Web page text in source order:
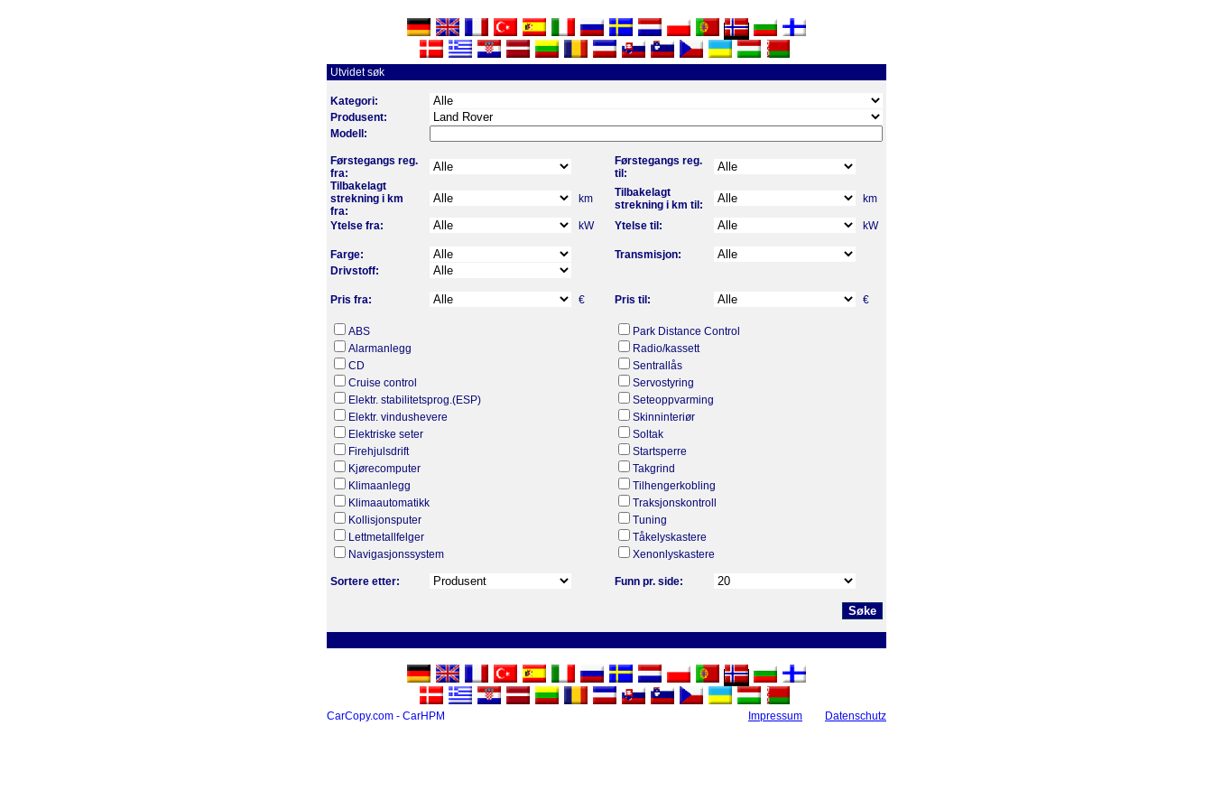
Utvidet søk
Kategori:
Produsent:
Modell:
Førstegangs reg.
fra:
Førstegangs reg.
til:
Tilbakelagt
strekning i km
fra:
km
Tilbakelagt
strekning i km til:
km
Ytelse fra: kW Ytelse til: kW
Farge:
Transmisjon:
Drivstoff:
Pris fra: € Pris til: €
ABS
Alarmanlegg
CD
Cruise control
Elektr. stabilitetsprog.(ESP)
Elektr. vindushevere
Elektriske seter
Firehjulsdrift
Kjørecomputer
Klimaanlegg
Klimaautomatikk
Kollisjonsputer
Lettmetallfelger
Navigasjonssystem
Park Distance Control
Radio/kassett
Sentrallås
Servostyring
Seteoppvarming
Skinninteriør
Soltak
Startsperre
Takgrind
Tilhengerkobling
Traksjonskontroll
Tuning
Tåkelyskastere
Xenonlyskastere
Sortere etter: Funn pr. side:
CarCopy.com - CarHPM Datenschutz
Impressum